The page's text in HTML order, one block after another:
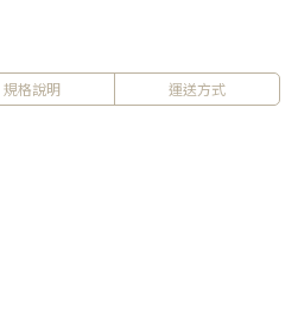
規格說明 運送方式